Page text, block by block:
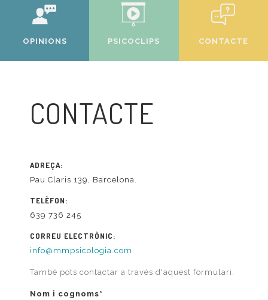
OPINIONS PSICOCLIPS CONTACTE
CONTACTE
ADREÇA:
Pau Claris 139, Barcelona.
TELÈFON:
639 736 245
CORREU ELECTRÒNIC:
info@mmpsicologia.com
També pots contactar a través d'aquest formulari:
Nom i cognoms*